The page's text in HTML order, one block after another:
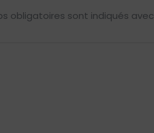
obligatoires sont indiqués avec